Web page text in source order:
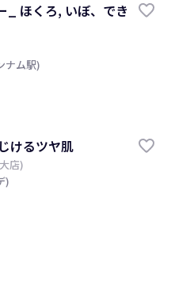
_ ほくろ, いぼ、でき
ナム駅)
けるツヤ肌
店)
)